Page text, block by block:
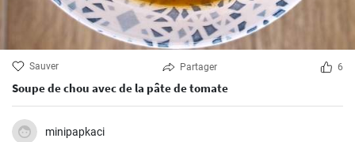
Sauver Partager 6
Soupe de chou avec de la pâte de tomate
minipapkaci